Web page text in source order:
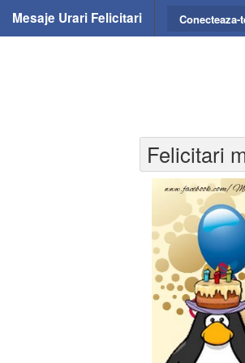
Mesaje Urari Felicitari Conecteaza-
Felicitari